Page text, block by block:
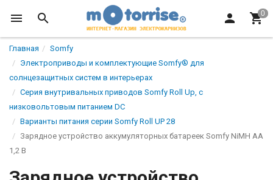
Главная
Somfy
Электроприводы и комплектующие Somfy® для
солнцезащитных систем в интерьерах
Серия внутривальных приводов Somfy Roll Up, с
низковольтовым питанием DC
Варианты питания серии Somfy Roll UP 28
Зарядное устройство аккумуляторных батареек Somfy NiMH AA
1,2 В